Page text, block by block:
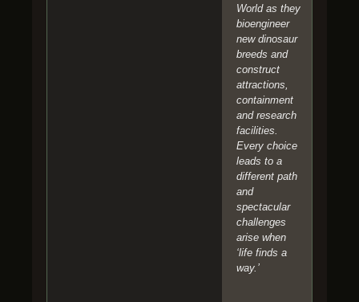
World as they
bioengineer
new dinosaur
breeds and
construct
attractions,
containment
and research
facilities.
Every choice
leads to a
different path
and
spectacular
challenges
arise when
‘life finds a
way.’